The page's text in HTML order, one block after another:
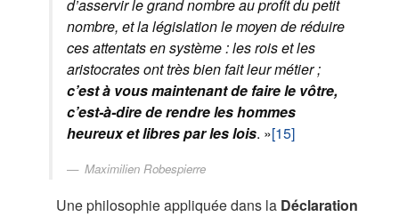
d’asservir le grand nombre au profit du petit
nombre, et la législation le moyen de réduire
ces attentats en système : les rois et les
aristocrates ont très bien fait leur métier ;
c’est à vous maintenant de faire le vôtre,
c’est-à-dire de rendre les hommes
heureux et libres par les lois. »[15]
Maximilien Robespierre
Une philosophie appliquée dans la Déclaration